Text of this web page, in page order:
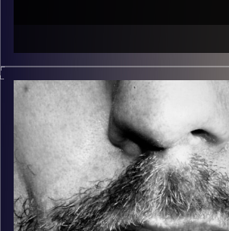
של הופעות חיות. הרבה ג'אם, רוק,
בלוז, bluegrass, ג'אז, Fאנק, פרוגרסיב ואפילו אלקטרוניקה.
David